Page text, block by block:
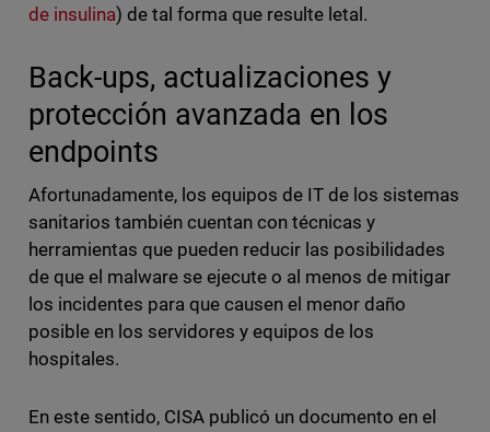
de insulina) de tal forma que resulte letal.
Back-ups, actualizaciones y
protección avanzada en los
endpoints
Afortunadamente, los equipos de IT de los sistemas
sanitarios también cuentan con técnicas y
herramientas que pueden reducir las posibilidades
de que el malware se ejecute o al menos de mitigar
los incidentes para que causen el menor daño
posible en los servidores y equipos de los
hospitales.
En este sentido, CISA publicó un documento en el